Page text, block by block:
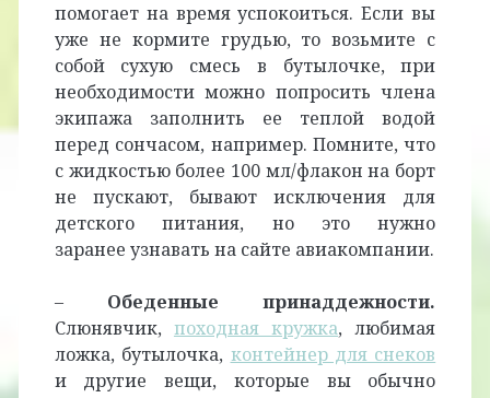
помогает на время успокоиться. Если вы
уже не кормите грудью, то возьмите с
собой сухую смесь в бутылочке, при
необходимости можно попросить члена
экипажа заполнить ее теплой водой
перед сончасом, например. Помните, что
с жидкостью более 100 мл/флакон на борт
не пускают, бывают исключения для
детского питания, но это нужно
заранее узнавать на сайте авиакомпании.
– Обеденные принаддежности.
Слюнявчик, походная кружка, любимая
ложка, бутылочка, контейнер для снеков
и другие вещи, которые вы обычно